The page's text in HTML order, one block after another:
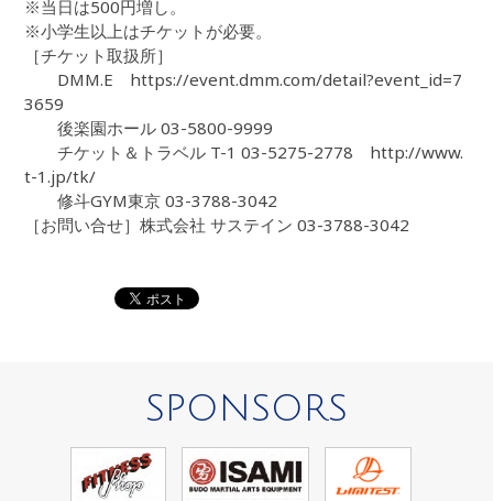
※当日は500円増し。
※小学生以上はチケットが必要。
［チケット取扱所］
DMM.E https://event.dmm.com/detail?event_id=7
3659
後楽園ホール 03-5800-9999
チケット＆トラベル T-1 03-5275-2778 http://www.
t-1.jp/tk/
修斗GYM東京 03-3788-3042
［お問い合せ］株式会社 サステイン 03-3788-3042
SPONSORS